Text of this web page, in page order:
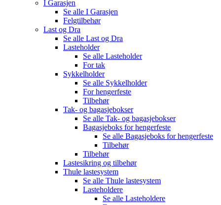
I Garasjen
Se alle I Garasjen
Felgtilbehør
Last og Dra
Se alle Last og Dra
Lasteholder
Se alle Lasteholder
For tak
Sykkelholder
Se alle Sykkelholder
For hengerfeste
Tilbehør
Tak- og bagasjebokser
Se alle Tak- og bagasjebokser
Bagasjeboks for hengerfeste
Se alle Bagasjeboks for hengerfeste
Tilbehør
Tilbehør
Lastesikring og tilbehør
Thule lastesystem
Se alle Thule lastesystem
Lasteholdere
Se alle Lasteholdere